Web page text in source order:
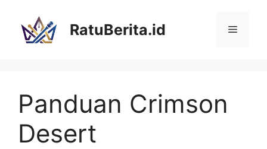
RatuBerita.id Menu
Panduan Crimson
Desert